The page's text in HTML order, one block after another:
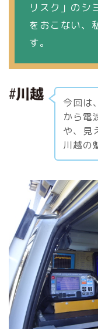
リスク」のシ
をおこない、
す。
今回は
から電
や、見
川越の